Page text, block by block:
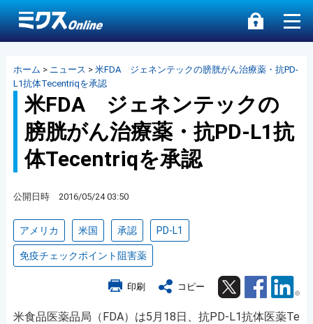
ホーム > ニュース > 米FDA ジェネンテックの膀胱がん治療薬・抗PD-
L1抗体Tecentriqを承認
米FDA ジェネンテックの
膀胱がん治療薬・抗PD-L1抗
体Tecentriqを承認
公開日時 2016/05/24 03:50
アメリカ 米国 承認 PD-L1
免疫チェックポイント阻害薬
印刷 コピー Twitter Facebook
米食品医薬品局（FDA）は5月18日、抗PD-L1抗体医薬Te